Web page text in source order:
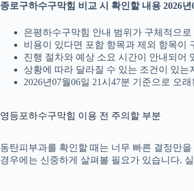
종로구하수구막힘 비교 시 확인할 내용 2026년
은평하수구막힘 안내 범위가 구체적으로
비용이 있다면 포함 항목과 제외 항목이
진행 절차와 예상 소요 시간이 안내되어
상황에 따라 달라질 수 있는 조건이 있는
2026년07월06일 21시47분 기준으로 오
영등포하수구막힘 이용 전 주의할 부분
동탄피부과를 확인할 때는 너무 빠른 결정만
경우에는 신중하게 살펴볼 필요가 있습니다.